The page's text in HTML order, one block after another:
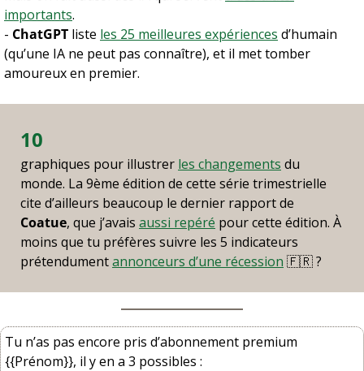
importants.
- ChatGPT liste les 25 meilleures expériences d’humain
(qu’une IA ne peut pas connaître), et il met tomber
amoureux en premier.
10
graphiques pour illustrer les changements du
monde. La 9ème édition de cette série trimestrielle
Coatue, que j’avais aussi repéré pour cette édition. À
moins que tu préfères suivre les 5 indicateurs
prétendument annonceurs d’une récession 🇫🇷 ?
Tu n’as pas encore pris d’abonnement premium
{{Prénom}}, il y en a 3 possibles :